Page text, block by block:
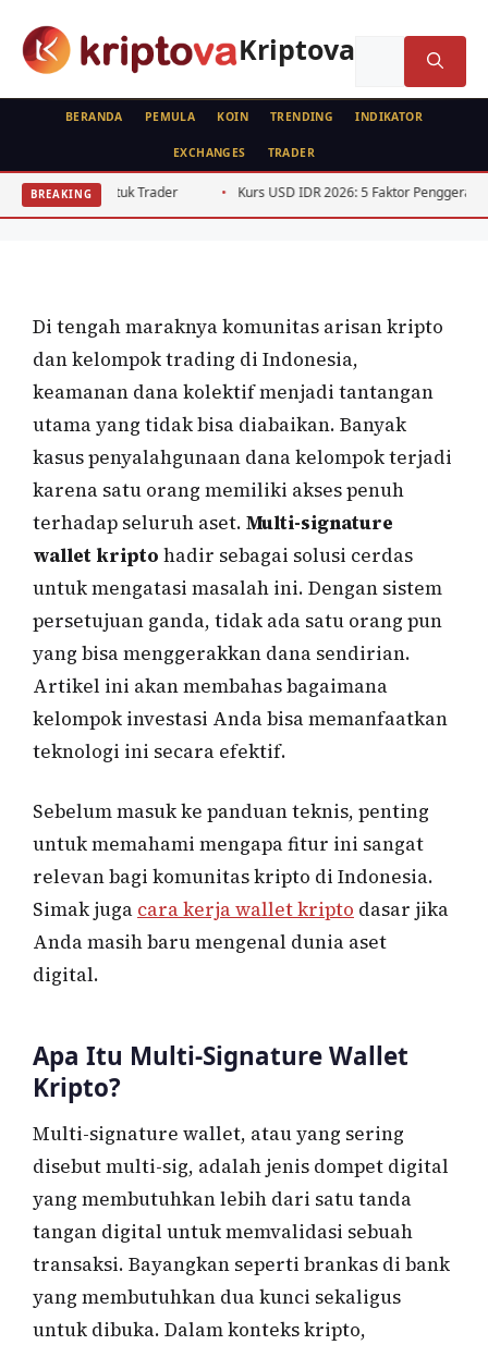
Kriptova
BERANDA PEMULA KOIN TRENDING INDIKATOR
EXCHANGES TRADER
BREAKINGKurs USD IDR 2026: 5 Faktor Penggerak Pelemahan Rupiah
Multi-Signature Wallet Kripto: Strategi
Keamanan Kelompok
Di tengah maraknya komunitas arisan kripto
dan kelompok trading di Indonesia,
keamanan dana kolektif menjadi tantangan
utama yang tidak bisa diabaikan. Banyak
kasus penyalahgunaan dana kelompok terjadi
karena satu orang memiliki akses penuh
terhadap seluruh aset. Multi-signature
wallet kripto hadir sebagai solusi cerdas
untuk mengatasi masalah ini. Dengan sistem
persetujuan ganda, tidak ada satu orang pun
yang bisa menggerakkan dana sendirian.
Artikel ini akan membahas bagaimana
kelompok investasi Anda bisa memanfaatkan
teknologi ini secara efektif.
Sebelum masuk ke panduan teknis, penting
untuk memahami mengapa fitur ini sangat
relevan bagi komunitas kripto di Indonesia.
Simak juga cara kerja wallet kripto dasar jika
Anda masih baru mengenal dunia aset
digital.
Apa Itu Multi-Signature Wallet
Kripto?
Multi-signature wallet, atau yang sering
disebut multi-sig, adalah jenis dompet digital
yang membutuhkan lebih dari satu tanda
tangan digital untuk memvalidasi sebuah
transaksi. Bayangkan seperti brankas di bank
yang membutuhkan dua kunci sekaligus
untuk dibuka. Dalam konteks kripto,